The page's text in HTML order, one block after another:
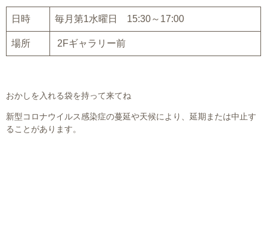
日時 毎月第1水曜日 15:30～17:00
場所 2Fギャラリー前
おかしを入れる袋を持って来てね
新型コロナウイルス感染症の蔓延や天候により、延期または中止す
ることがあります。